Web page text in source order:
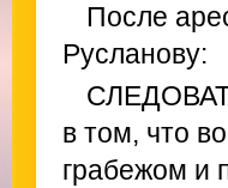
После
Русланову:
в том, что
грабежом и